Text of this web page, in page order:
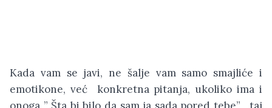
Kada vam se javi, ne šalje vam samo smajliće i
emotikone, već konkretna pitanja, ukoliko ima i
onoga ” Šta bi bilo da sam ja sada pored tebe” , taj